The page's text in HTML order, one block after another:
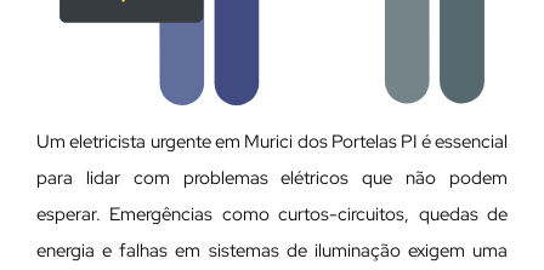
Um eletricista urgente em Murici dos Portelas PI é essencial
para lidar com problemas elétricos que não podem
esperar. Emergências como curtos-circuitos, quedas de
energia e falhas em sistemas de iluminação exigem uma